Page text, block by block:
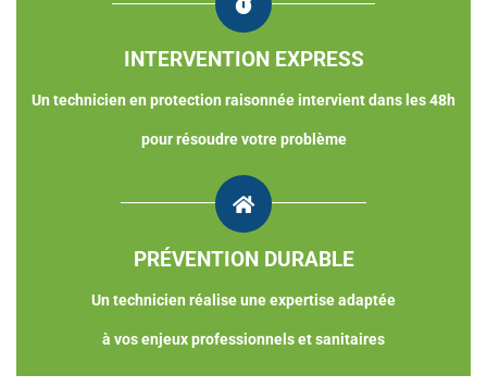
INTERVENTION EXPRESS
Un technicien en protection raisonnéeintervient dans les 48h
pour résoudre votre problème
PRÉVENTION DURABLE
Un technicien réalise une expertise adaptée
à vos enjeux professionnels et sanitaires